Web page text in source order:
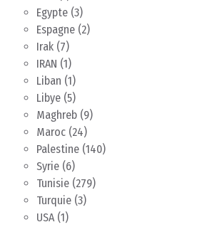
Egypte (3)
Espagne (2)
Irak (7)
IRAN (1)
Liban (1)
Libye (5)
Maghreb (9)
Maroc (24)
Palestine (140)
Syrie (6)
Tunisie (279)
Turquie (3)
USA(1)